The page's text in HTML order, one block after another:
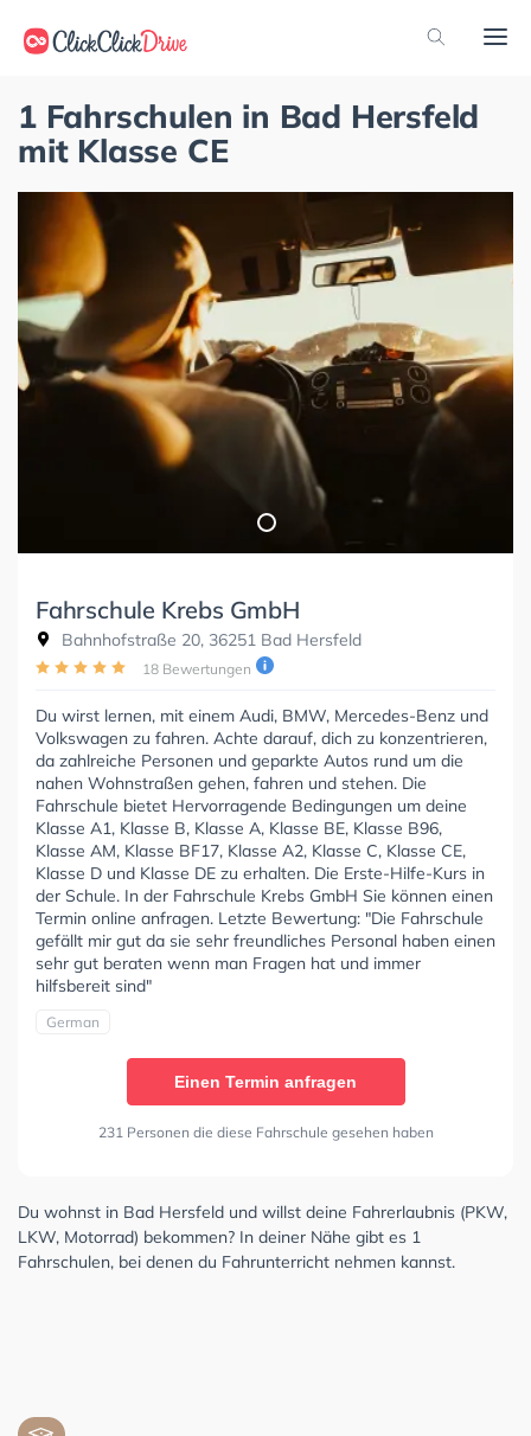
1 Fahrschulen in Bad Hersfeld
mit Klasse CE
Fahrschule Krebs GmbH
Bahnhofstraße 20, 36251 Bad Hersfeld
18 Bewertungen
Du wirst lernen, mit einem Audi, BMW, Mercedes-Benz und
Volkswagen zu fahren. Achte darauf, dich zu konzentrieren,
da zahlreiche Personen und geparkte Autos rund um die
nahen Wohnstraßen gehen, fahren und stehen. Die
Fahrschule bietet Hervorragende Bedingungen um deine
Klasse A1, Klasse B, Klasse A, Klasse BE, Klasse B96,
Klasse AM, Klasse BF17, Klasse A2, Klasse C, Klasse CE,
Klasse D und Klasse DE zu erhalten. Die Erste-Hilfe-Kurs in
der Schule. In der Fahrschule Krebs GmbH Sie können einen
Termin online anfragen. Letzte Bewertung: "Die Fahrschule
gefällt mir gut da sie sehr freundliches Personal haben einen
sehr gut beraten wenn man Fragen hat und immer
hilfsbereit sind"
German
Einen Termin anfragen
231 Personen die diese Fahrschule gesehen haben
Du wohnst in Bad Hersfeld und willst deine Fahrerlaubnis (PKW,
LKW, Motorrad) bekommen? In deiner Nähe gibt es 1
Fahrschulen, bei denen du Fahrunterricht nehmen kannst.